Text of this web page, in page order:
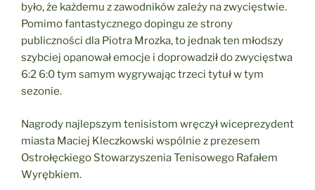
było, że każdemu z zawodników zależy na zwycięstwie.
Pomimo fantastycznego dopingu ze strony
publiczności dla Piotra Mrozka, to jednak ten młodszy
szybciej opanował emocje i doprowadził do zwycięstwa
6:2 6:0 tym samym wygrywając trzeci tytuł w tym
sezonie.
Nagrody najlepszym tenisistom wręczył wiceprezydent
miasta Maciej Kleczkowski wspólnie z prezesem
Ostrołęckiego Stowarzyszenia Tenisowego Rafałem
Wyrębkiem.